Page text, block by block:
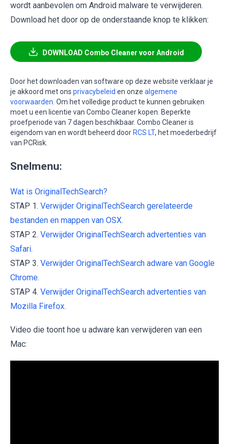
wordt aanbevolen om Android malware te verwijderen.
Download het door op de onderstaande knop te klikken:
DOWNLOAD Combo Cleaner voor Android
Door het downloaden van software op deze website verklaar je
je akkoord met ons privacybeleid en onze algemene
voorwaarden. Om het volledige product te kunnen gebruiken
moet u een licentie van Combo Cleaner kopen. Beperkte
proefperiode van 7 dagen beschikbaar. Combo Cleaner is
eigendom van en wordt beheerd door RCS LT, het moederbedrijf
van PCRisk.
Snelmenu:
Wat is OriginalTechSearch?
STAP 1. Verwijder OriginalTechSearch gerelateerde
bestanden en mappen van OSX.
STAP 2. Verwijder OriginalTechSearch advertenties van
Safari.
STAP 3. Verwijder OriginalTechSearch adware van Google
Chrome.
STAP 4. Verwijder OriginalTechSearch advertenties van
Mozilla Firefox.
Video die toont hoe u adware kan verwijderen van een
Mac: